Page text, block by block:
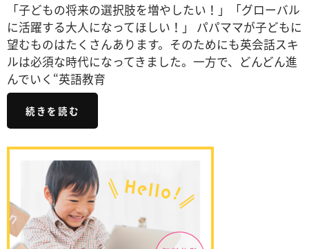
「子どもの将来の選択肢を増やしたい！」「グローバル
に活躍する大人になってほしい！」 パパママが子どもに
望むものはたくさんあります。そのためにも英会話スキ
ルは必須な時代になってきました。一方で、どんどん進
んでいく“英語教育
続きを読む